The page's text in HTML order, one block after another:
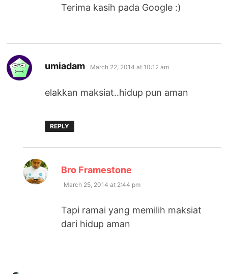
Terima kasih pada Google :)
umiadam says:
March 22, 2014 at 10:12 am
elakkan maksiat..hidup pun aman
REPLY
Bro Framestone
March 25, 2014 at 2:44 pm
Tapi ramai yang memilih maksiat
dari hidup aman